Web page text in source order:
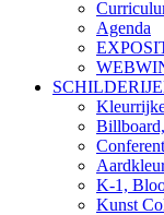
Agenda
K-1,
Kunst